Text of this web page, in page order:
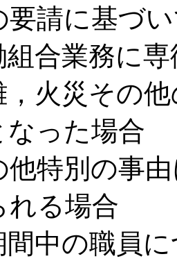
要請に基づ
組合業務に
，火災その
なった場合
他特別の事
れる場合
中の職員に